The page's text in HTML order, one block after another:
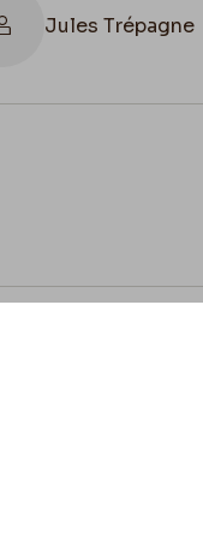
Jules Trépagne
des